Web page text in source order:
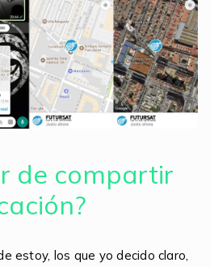
de compartir
estoy, los que yo decido claro,